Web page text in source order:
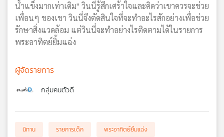
น้ำแข็งมากเท่าเดิม" วินนี่รู้สึกเศร้าใจและคิดว่าเขาควรจะช่วย
เพื่อนๆ ของเขา วินนี่จึงตัดสินใจที่จะทำอะไรสักอย่างเพื่อช่วย
รักษาสิ่งแวดล้อม แต่วินนี่จะทำอย่างไรติดตามได้ในรายการ
พระอาทิตย์ยิ้มแฉ่ง
ผู้จัดรายการ
กลุ่มคนตัวดี
นิทาน รายการเด็ก พระอาทิตย์ยิ้มแฉ่ง